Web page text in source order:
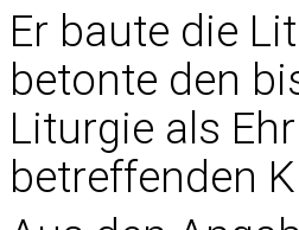
Er baute die
betonte den
Liturgie als
betreffenden